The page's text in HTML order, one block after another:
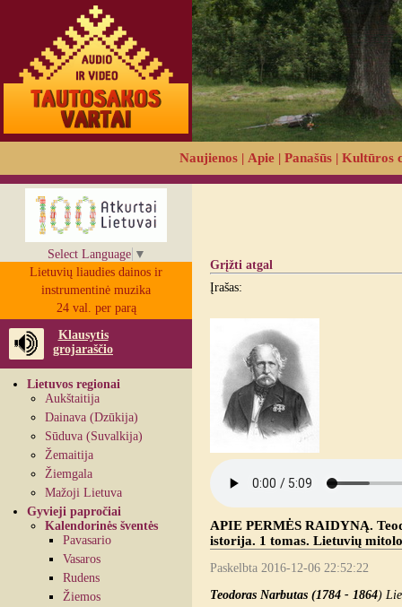
Naujienos | Apie | Panašūs | Kultūros
Select Language ▼
Lietuvių liaudies dainos ir
instrumentinė muzika
24 val. per parą
Klausytis
grojaraščio
Lietuvos regionai
Aukštaitija
Dainava (Dzūkija)
Sūduva (Suvalkija)
Žemaitija
Žiemgala
Mažoji Lietuva
Gyvieji papročiai
Kalendorinės šventės
Pavasario
Vasaros
Rudens
Žiemos
Grįžti atgal
Įrašas:
APIE PERMĖS RAIDYNĄ.
istorija. 1 tomas. Lietuvių
Paskelbta 2016-12-06 22:52:22
Teodoras Narbutas (1784 - 1864)